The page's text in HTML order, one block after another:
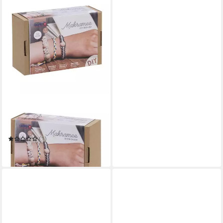
Hängedekoration GLOREX
Bastelset Makramee
Armbänder
(1)
ab 10,00 €
in 3-4 Werktagen bei dir